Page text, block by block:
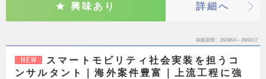
興味あり 詳細へ
掲載期間 26/08/04～26/08/17
NEW
スマートモビリティ社会実装を担うコ
ンサルタント｜海外案件豊富｜上流工程に強